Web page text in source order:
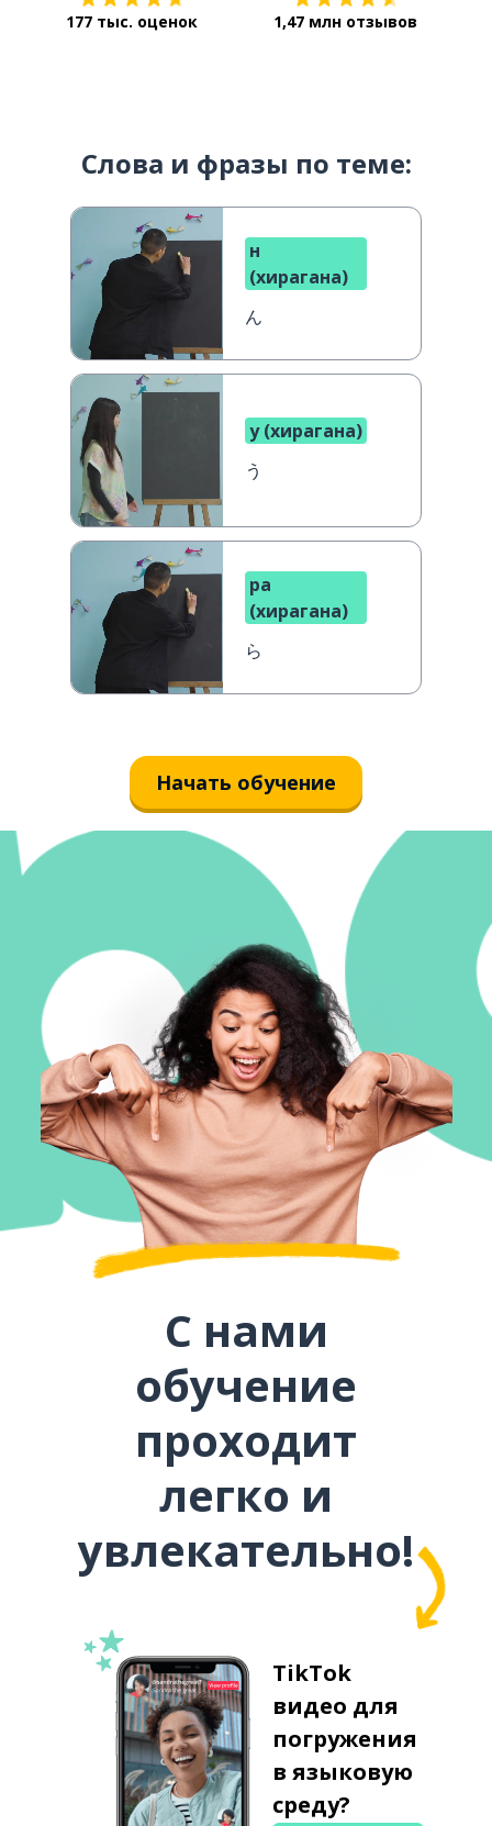
177 тыс. оценок 1,47 млн отзывов
Слова и фразы по теме:
н
(хирагана)
ん
у (хирагана)
う
ра
(хирагана)
ら
Начать обучение
С нами
обучение
проходит
легко и
увлекательно!
TikTok
видео для
погружения
в языковую
среду?